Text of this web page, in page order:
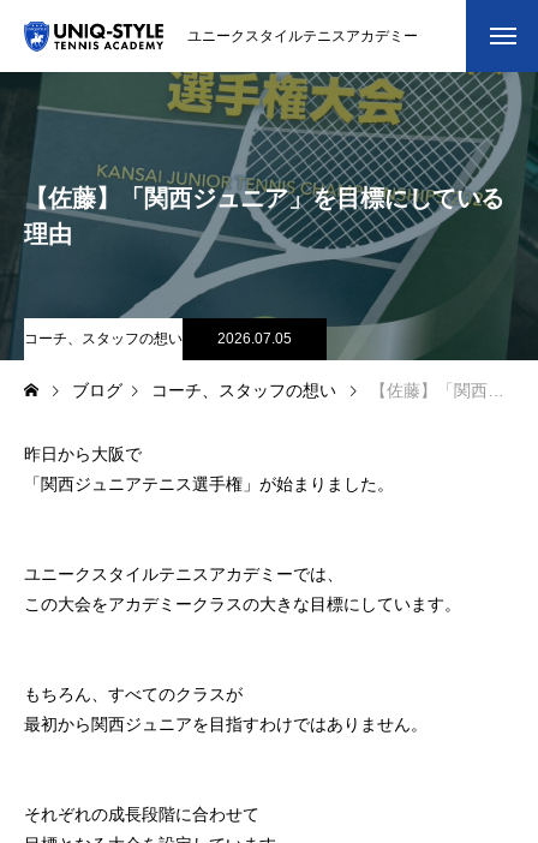
ユニークスタイルテニスアカデミー
初めての方
システム・クラス・料金
スクール紹介・コーチ紹介
ブログ
アクセス
お問い合わせ
【佐藤】「関西ジュニア」を目標にしている
理由
コーチ、スタッフの想い 2026.07.05
ブログ コーチ、スタッフの想い 【佐藤】「関西ジュニア」を目標にしている理由
昨日から大阪で
「関西ジュニアテニス選手権」が始まりました。
ユニークスタイルテニスアカデミーでは、
この大会をアカデミークラスの大きな目標にしています。
もちろん、すべてのクラスが
最初から関西ジュニアを目指すわけではありません。
それぞれの成長段階に合わせて